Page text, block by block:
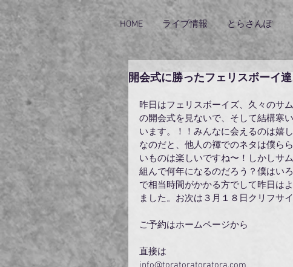
HOME ライブ情報 とらさんぽ
開会式に勝ったフェリスボーイ達
昨日はフェリスボーイズ、久々のサ
の開会式を見ないで、そして結構寒
います。！！みんなに会えるのは嬉
なのだと、他人の褌でのネタは僕ら
いものは楽しいですね〜！しかしサ
組んで何年になるのだろう？僕はい
で相当時間がかかる方でして昨日は
ました。お次は３月１８日クリフサ
ご予約はホームページから
直接は